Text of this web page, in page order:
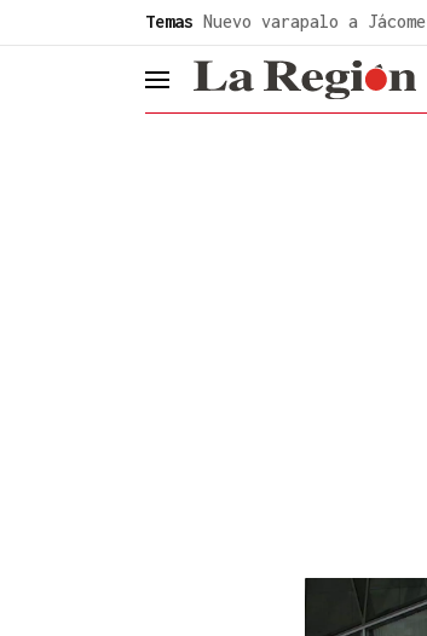
Temas Nuevo varapalo a Jácome
header.menu.open